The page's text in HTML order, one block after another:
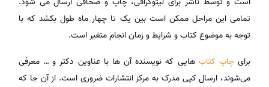
تمامی این مراحل ممکن است بین یک تا چهار ماه طول بکشد که با
توجه به موضوع کتاب و شرایط و زمان انجام متغیر است.
برایچاپ کتابهایی که نویسنده آن ها با عناوین دکتر و … معرفی
می‌شوند، ارسال کپی مدرک به مرکز انتشارات ضروری است. از آن جا که